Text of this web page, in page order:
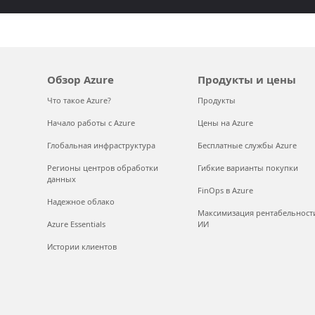
Обзор Azure
Что такое Azure?
Начало работы с Azure
Глобальная инфраструктура
Регионы центров обработки
данных
Надежное облако
Azure Essentials
Истории клиентов
Продукты и цены
Продукты
Цены на Azure
Бесплатные службы Azure
Гибкие варианты покупки
FinOps в Azure
Максимизация
ИИ